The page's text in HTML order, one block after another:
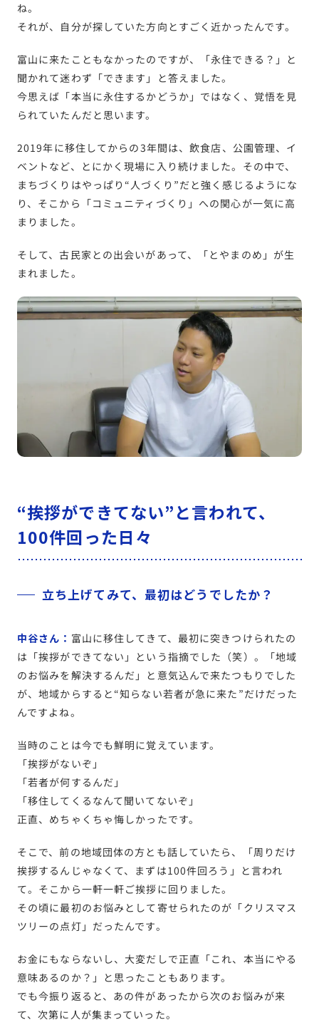
ね。
それが、自分が探していた方向とすごく近かったんです。
富山に来たこともなかったのですが、「永住できる？」と
聞かれて迷わず「できます」と答えました。
今思えば「本当に永住するかどうか」ではなく、覚悟を見
られていたんだと思います。
2019年に移住してからの3年間は、飲食店、公園管理、イ
ベントなど、とにかく現場に入り続けました。その中で、
まちづくりはやっぱり“人づくり”だと強く感じるようにな
り、そこから「コミュニティづくり」への関心が一気に高
まりました。
そして、古民家との出会いがあって、「とやまのめ」が生
まれました。
“挨拶ができてない”と言われて、
100件回った日々
立ち上げてみて、最初はどうでしたか？
中谷さん： 富山に移住してきて、最初に突きつけられたの
は「挨拶ができてない」という指摘でした（笑）。「地域
のお悩みを解決するんだ」と意気込んで来たつもりでした
が、地域からすると“知らない若者が急に来た”だけだった
んですよね。
当時のことは今でも鮮明に覚えています。
「挨拶がないぞ」
「若者が何するんだ」
「移住してくるなんて聞いてないぞ」
正直、めちゃくちゃ悔しかったです。
そこで、前の地域団体の方とも話していたら、「周りだけ
挨拶するんじゃなくて、まずは100件回ろう」と言われ
て。そこから一軒一軒ご挨拶に回りました。
その頃に最初のお悩みとして寄せられたのが「クリスマス
ツリーの点灯」だったんです。
お金にもならないし、大変だしで正直「これ、本当にやる
意味あるのか？」と思ったこともあります。
でも今振り返ると、あの件があったから次のお悩みが来
て、次第に人が集まっていった。